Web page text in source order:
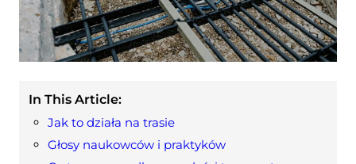
In This Article:
Jak to działa na trasie
Głosy naukowców i praktyków